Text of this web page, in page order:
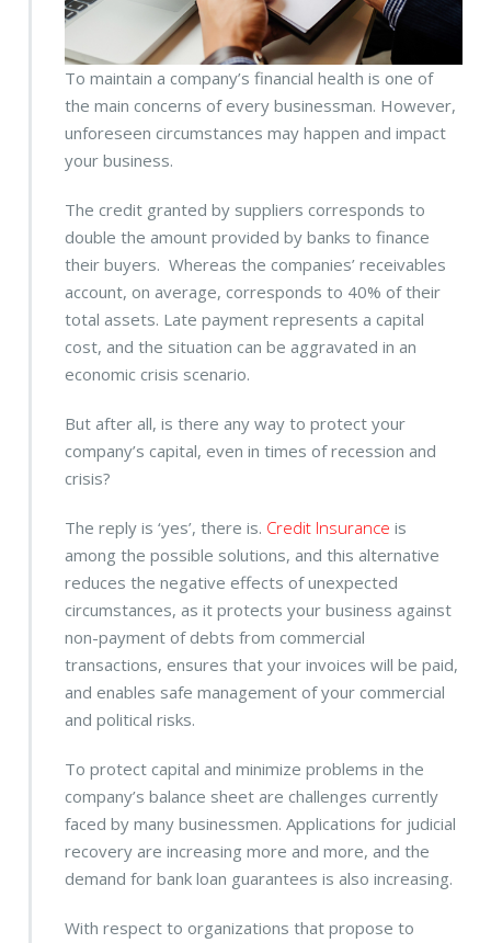
To maintain a company’s financial health is one of
the main concerns of every businessman. However,
unforeseen circumstances may happen and impact
your business.
The credit granted by suppliers corresponds to
double the amount provided by banks to finance
their buyers. Whereas the companies’ receivables
account, on average, corresponds to 40% of their
total assets. Late payment represents a capital
cost, and the situation can be aggravated in an
economic crisis scenario.
But after all, is there any way to protect your
company’s capital, even in times of recession and
crisis?
The reply is ‘yes’, there is. Credit Insurance is
among the possible solutions, and this alternative
reduces the negative effects of unexpected
circumstances, as it protects your business against
non-payment of debts from commercial
transactions, ensures that your invoices will be paid,
and enables safe management of your commercial
and political risks.
To protect capital and minimize problems in the
company’s balance sheet are challenges currently
faced by many businessmen. Applications for judicial
recovery are increasing more and more, and the
demand for bank loan guarantees is also increasing.
With respect to organizations that propose to